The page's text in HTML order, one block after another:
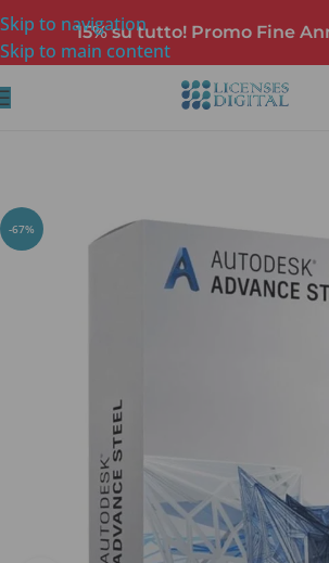
Skip to navigation
Skip to main content
15% su tutto! Promo Fine
-67%